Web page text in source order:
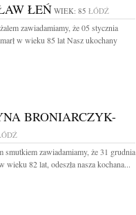
ŁEŃWIEK: 85 ŁÓDŹ
zawiadamiamy, że 05 stycznia
w wieku 85 lat Nasz ukochany
BRONIARCZYK-
smutkiem zawiadamiamy, że 31 grudnia
wieku 82 lat, odeszła nasza kochana...